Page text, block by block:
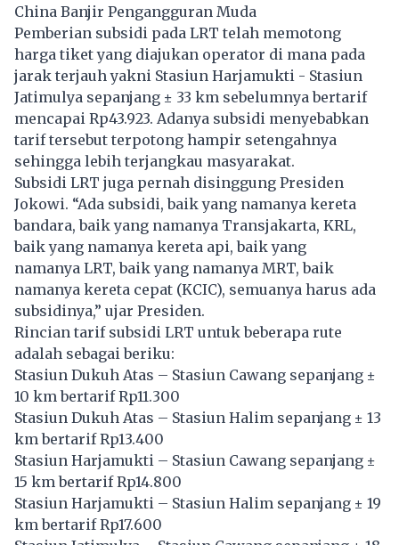
China Banjir Pengangguran Muda
Pemberian subsidi pada LRT telah memotong
harga tiket yang diajukan operator di mana pada
jarak terjauh yakni Stasiun Harjamukti - Stasiun
Jatimulya sepanjang ± 33 km sebelumnya bertarif
mencapai Rp43.923. Adanya subsidi menyebabkan
tarif tersebut terpotong hampir setengahnya
sehingga lebih terjangkau masyarakat.
Subsidi LRT juga pernah disinggung Presiden
Jokowi. “Ada subsidi, baik yang namanya kereta
bandara, baik yang namanya Transjakarta, KRL,
baik yang namanya kereta api, baik yang
namanya LRT, baik yang namanya MRT, baik
namanya kereta cepat (KCIC), semuanya harus ada
subsidinya,” ujar Presiden.
Rincian tarif subsidi LRT untuk beberapa rute
adalah sebagai beriku:
Stasiun Dukuh Atas – Stasiun Cawang sepanjang ±
10 km bertarif Rp11.300
Stasiun Dukuh Atas – Stasiun Halim sepanjang ± 13
km bertarif Rp13.400
Stasiun Harjamukti – Stasiun Cawang sepanjang ±
15 km bertarif Rp14.800
Stasiun Harjamukti – Stasiun Halim sepanjang ± 19
km bertarif Rp17.600